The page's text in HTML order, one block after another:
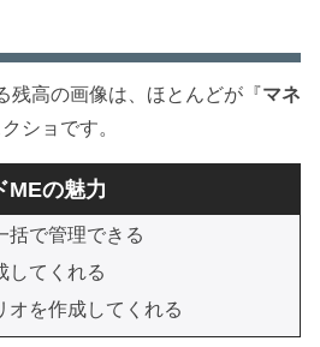
残高の画像は、ほとんどが『マネ
ショです。
MEの魅力
括で管理できる
してくれる
オを作成してくれる